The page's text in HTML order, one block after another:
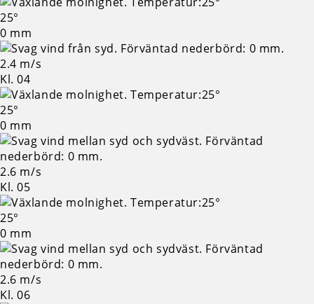
25°
0 mm
2.4 m/s
Kl. 04
25°
0 mm
2.6 m/s
Kl. 05
25°
0 mm
2.6 m/s
Kl. 06